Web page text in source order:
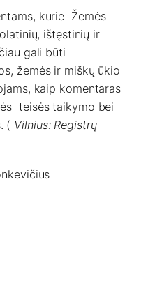
kurie Žemės
ištęstinių ir
gali būti
žemės ir miškų ūkio
kaip komentaras
teisės taikymo bei
( Vilnius: Registrų